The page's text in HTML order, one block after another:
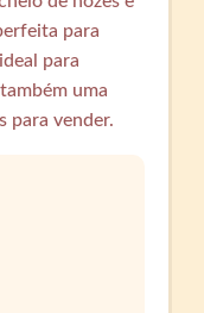
para
para
uma
para vender.